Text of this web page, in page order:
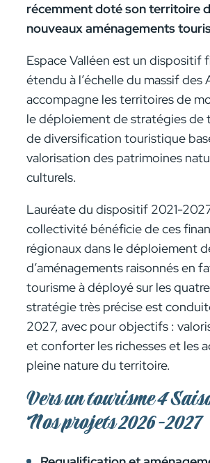
récemment doté son territoire
nouveaux aménagements
Espace Valléen est un dispositif
étendu à l’échelle du massif des
accompagne les territoires de
le déploiement de stratégies de
de diversification touristique
valorisation des patrimoines
culturels.
Lauréate du dispositif 2021-
collectivité bénéficie de ces
régionaux dans le déploiement
d’aménagements raisonnés en
tourisme à déployé sur les
stratégie très précise est
2027, avec pour objectifs :
et conforter les richesses et les
pleine nature du territoire.
Vers un tourisme 4
Nos projets 2026-2027